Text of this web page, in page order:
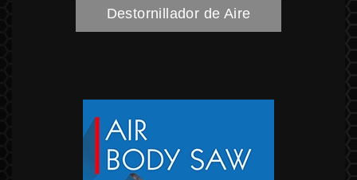
Destornillador de Aire